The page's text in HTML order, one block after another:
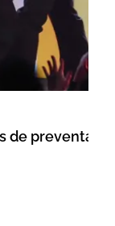
de preventa y